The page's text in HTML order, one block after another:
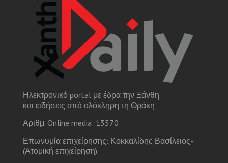
Ηλεκτρονικό portal με έδρα την Ξάνθη
και ειδήσεις από ολόκληρη τη Θράκη
Αριθμ. Online media: 13570
Επωνυμία επιχείρησης: Κοκκαλίδης Βασίλειος-
(Ατομική επιχείρηση)